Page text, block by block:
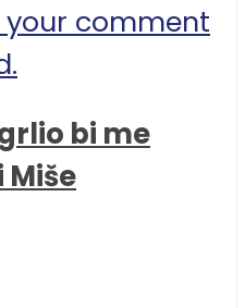
your comment
bi me